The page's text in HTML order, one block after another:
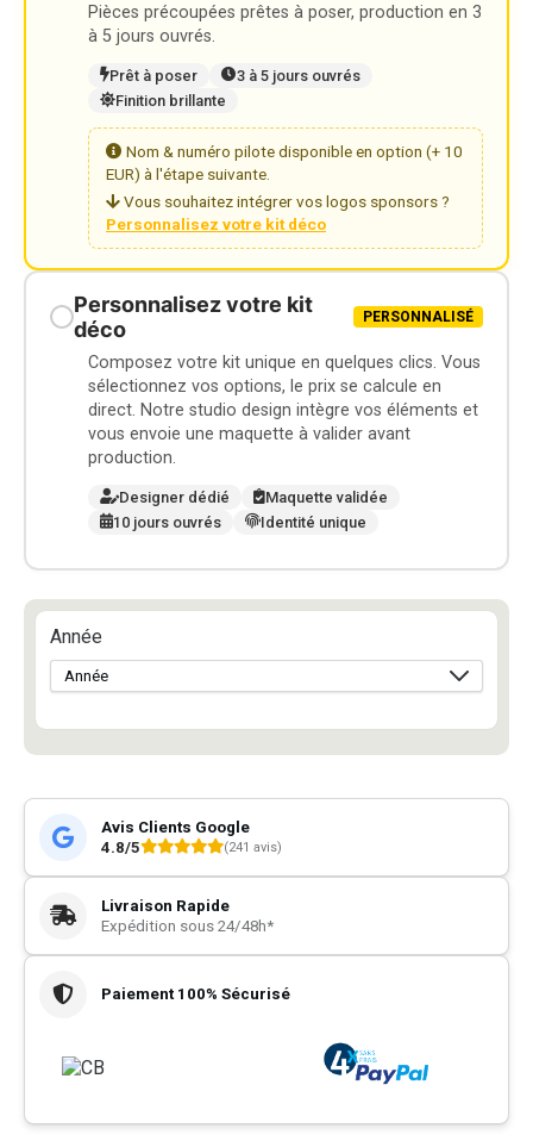
Pièces précoupées prêtes à poser, production en 3
à 5 jours ouvrés.
Prêt à poser
3 à 5 jours ouvrés
Finition brillante
Nom & numéro pilote disponible en option (+ 10
EUR) à l'étape suivante.
Vous souhaitez intégrer vos logos sponsors ?
Personnalisez votre kit déco
Personnalisez votre kit
déco
PERSONNALISÉ
Composez votre kit unique en quelques clics. Vous
sélectionnez vos options, le prix se calcule en
direct. Notre studio design intègre vos éléments et
vous envoie une maquette à valider avant
production.
Designer dédié
Maquette validée
10 jours ouvrés
Identité unique
Année
Avis Clients Google
4.8/5
(241 avis)
Livraison Rapide
Expédition sous 24/48h*
Paiement 100% Sécurisé